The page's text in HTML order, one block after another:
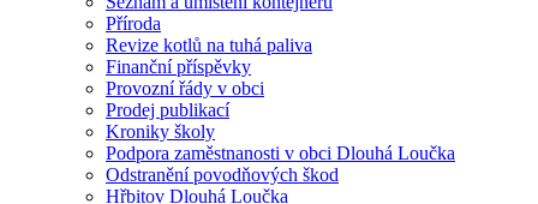
Příroda
Revize kotlů na tuhá paliva
Finanční příspěvky
Provozní řády v obci
Prodej publikací
Kroniky školy
Podpora zaměstnanosti v obci Dlouhá Loučka
Odstranění povodňových škod
Hřbitov Dlouhá Loučka